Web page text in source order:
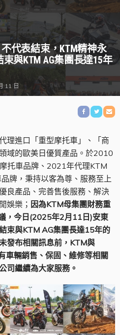
代表結束，KTM精神永
與KTM AG集團長達15年
11 日
理進口「重型摩托車」、「商
域的歐美日優質產品。於2010
托車品牌、2021年代理KTM
牌，秉持以客為尊、服務至上
良產品、完善售後服務、解決
娛樂； 因為KTM母集團財務重
，今日(2025年2月11日)安東
束與KTM AG集團長達15年的
發布相關訊息前，KTM與
車輛銷售、保固、維修等相關
司繼續為大家服務。